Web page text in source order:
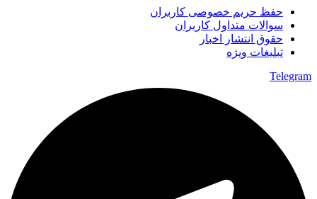
حفظ حریم خصوصی کاربران
سوالات متداول کاربران
حقوق انتشار اخبار
تبلیغات ویژه
Telegram